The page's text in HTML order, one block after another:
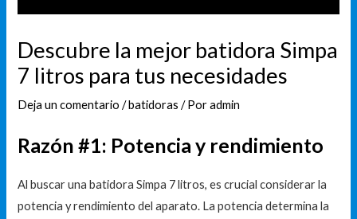
Descubre la mejor batidora Simpa
7 litros para tus necesidades
Deja un comentario /batidoras / Poradmin
Razón #1: Potencia y rendimiento
Al buscar una batidora Simpa 7 litros, es crucial considerar la
potencia y rendimiento del aparato. La potencia determina la